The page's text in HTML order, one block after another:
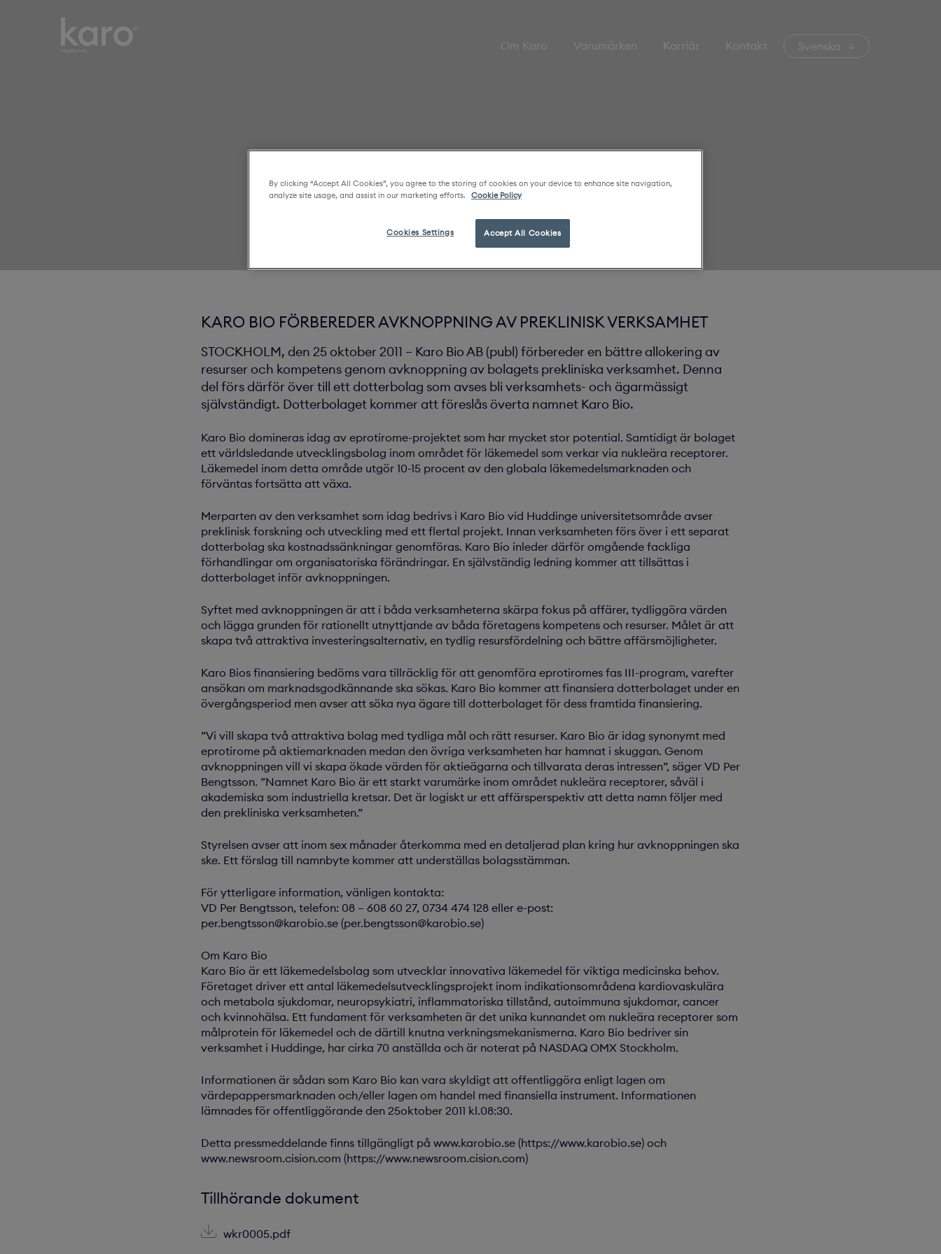
Karo
Healthcare
Smart choices for
everyday healthcare
Om Karo Varumärken Karriär Kontakt Svenska
KARO BIO FÖRBEREDER AVKNOPPNING AV PREKLINISK VERKSAMHET
STOCKHOLM, den 25 oktober 2011 – Karo Bio AB (publ) förbereder en bättre allokering av
resurser och kompetens genom avknoppning av bolagets prekliniska verksamhet. Denna
del förs därför över till ett dotterbolag som avses bli verksamhets- och ägarmässigt
självständigt. Dotterbolaget kommer att föreslås överta namnet Karo Bio.
Karo Bio domineras idag av eprotirome-projektet som har mycket stor potential. Samtidigt är bolaget
ett världsledande utvecklingsbolag inom området för läkemedel som verkar via nukleära receptorer.
Läkemedel inom detta område utgör 10-15 procent av den globala läkemedelsmarknaden och
förväntas fortsätta att växa.
Merparten av den verksamhet som idag bedrivs i Karo Bio vid Huddinge universitetsområde avser
preklinisk forskning och utveckling med ett flertal projekt. Innan verksamheten förs över i ett separat
dotterbolag ska kostnadssänkningar genomföras. Karo Bio inleder därför omgående fackliga
förhandlingar om organisatoriska förändringar. En självständig ledning kommer att tillsättas i
dotterbolaget inför avknoppningen.
Syftet med avknoppningen är att i båda verksamheterna skärpa fokus på affärer, tydliggöra värden
och lägga grunden för rationellt utnyttjande av båda företagens kompetens och resurser. Målet är att
skapa två attraktiva investeringsalternativ, en tydlig resurs­fördelning och bättre affärsmöjligheter.
Karo Bios finansiering bedöms vara tillräcklig för att genomföra eprotiromes fas III-program, varefter
ansökan om marknadsgodkännande ska sökas. Karo Bio kommer att finansiera dotterbolaget under en
övergångsperiod men avser att söka nya ägare till dotterbolaget för dess framtida finansiering.
”Vi vill skapa två attraktiva bolag med tydliga mål och rätt resurser. Karo Bio är idag synonymt med
eprotirome på aktiemarknaden medan den övriga verksamheten har hamnat i skuggan. Genom
avknoppningen vill vi skapa ökade värden för aktieägarna och tillvarata deras intressen”, säger VD Per
Bengtsson. ”Namnet Karo Bio är ett starkt varumärke inom området nukleära receptorer, såväl i
akademiska som industriella kretsar. Det är logiskt ur ett affärsperspektiv att detta namn följer med
den prekliniska verksamheten.”
Styrelsen avser att inom sex månader återkomma med en detaljerad plan kring hur avknoppningen ska
ske. Ett förslag till namnbyte kommer att underställas bolagsstämman.
För ytterligare information, vänligen kontakta:
VD Per Bengtsson, telefon: 08 – 608 60 27, 0734 474 128 eller e-post:
per.bengtsson@karobio.se (per.bengtsson@karobio.se)
Om Karo Bio
Karo Bio är ett läkemedelsbolag som utvecklar innovativa läkemedel för viktiga medicinska behov.
Företaget driver ett antal läkemedelsutvecklingsprojekt inom indikationsområdena kardiovaskulära
och metabola sjukdomar, neuropsykiatri, inflammatoriska tillstånd, autoimmuna sjukdomar, cancer
och kvinnohälsa. Ett fundament för verksamheten är det unika kunnandet om nukleära receptorer som
målprotein för läkemedel och de därtill knutna verkningsmekanismerna. Karo Bio bedriver sin
verksamhet i Huddinge, har cirka 70 anställda och är noterat på NASDAQ OMX Stockholm.
Informationen är sådan som Karo Bio kan vara skyldigt att offentliggöra enligt lagen om
värdepappersmarknaden och/eller lagen om handel med finansiella instrument. Informationen
lämnades för offentliggörande den 25oktober 2011 kl.08:30.
Detta pressmeddelande finns tillgängligt på www.karobio.se (https://www.karobio.se) och
www.newsroom.cision.com (https://www.newsroom.cision.com)
Tillhörande dokument
wkr0005.pdf
By clicking “Accept All Cookies”, you agree to the storing of cookies on your device to enhance site navigation,
analyze site usage, and assist in our marketing efforts.
Cookie Policy
Accept All Cookies
Cookies Settings